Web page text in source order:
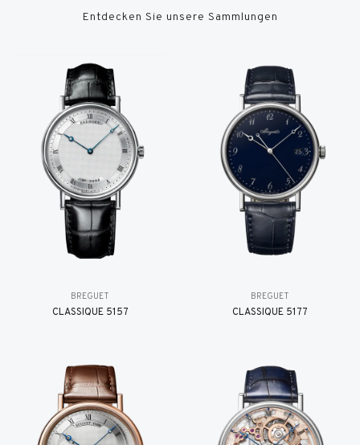
Entdecken Sie unsere Sammlungen
BREGUET
CLASSIQUE 5157
BREGUET
CLASSIQUE 5177